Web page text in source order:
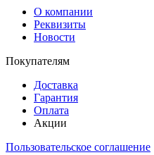
О компании
Реквизиты
Новости
Покупателям
Доставка
Гарантия
Оплата
Акции
Пользовательское соглашение